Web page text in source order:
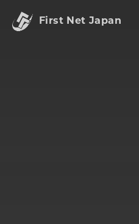
First Net Japan